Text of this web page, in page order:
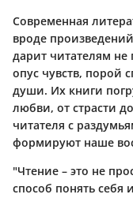
Современная
вроде
дарит читателям
опус чувств, порой
души. Их книги
любви, от страсти
читателя с
формируют наше
"Чтение – это не
способ понять себя